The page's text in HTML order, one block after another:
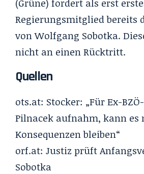
(Grüne) fordert als erst
Regierungsmitglied bereits
von Wolfgang Sobotka.
nicht an einen Rücktritt.
Quellen
ots.at: Stocker: „Für Ex-
Pilnacek aufnahm, kann es
Konsequenzen bleiben“
orf.at: Justiz prüft
Sobotka